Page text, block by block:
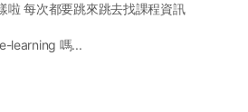
啦 每次都要跳來跳去找課程資訊
learning 嗎...